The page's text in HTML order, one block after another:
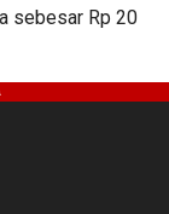
sebesar Rp 20